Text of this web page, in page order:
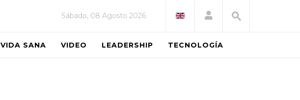
Sábado, 08 Agosto 2026
VIDA SANA VIDEO LEADERSHIP TECNOLOGÍA